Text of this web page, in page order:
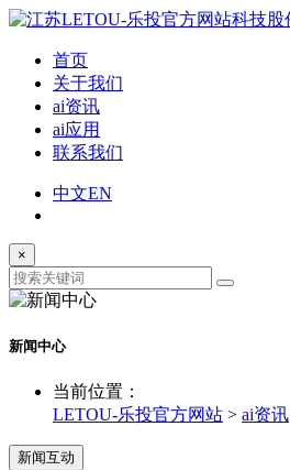
首页
关于我们
ai资讯
ai应用
联系我们
中文EN
×
新闻中心
当前位置：
LETOU-乐投官方网站 > ai资讯
新闻互动